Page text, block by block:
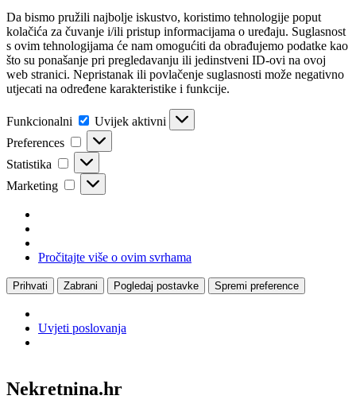
Da bismo pružili najbolje iskustvo, koristimo tehnologije poput
kolačića za čuvanje i/ili pristup informacijama o uređaju. Suglasnost
s ovim tehnologijama će nam omogućiti da obrađujemo podatke kao
što su ponašanje pri pregledavanju ili jedinstveni ID-ovi na ovoj
web stranici. Nepristanak ili povlačenje suglasnosti može negativno
utjecati na određene karakteristike i funkcije.
Funkcionalni Funkcionalni
Uvijek aktivni
Preferences
Preferences
Statistika Statistika
Marketing Marketing
Pročitajte više o ovim svrhama
Prihvati Zabrani Pogledaj postavke Spremi preference
Uvjeti poslovanja
Nekretnina.hr